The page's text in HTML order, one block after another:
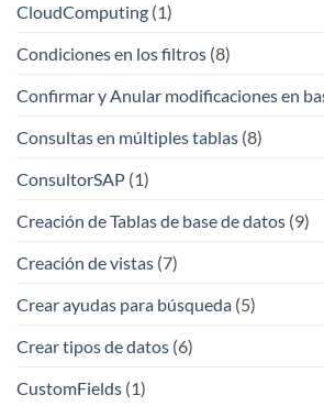
CloudComputing (1)
Condiciones en los filtros (8)
Confirmar y Anular modificaciones en
Consultas en múltiples tablas (8)
ConsultorSAP (1)
Creación de Tablas de base de datos (9)
Creación de vistas (7)
Crear ayudas para búsqueda (5)
Crear tipos de datos (6)
CustomFields (1)